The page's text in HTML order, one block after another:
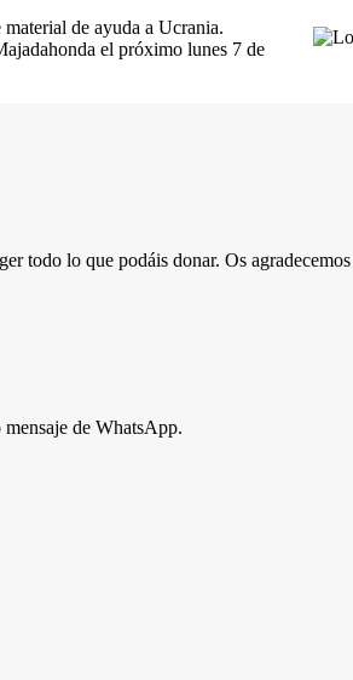
de ayuda a Ucrania.
el próximo lunes 7 de
todo lo que podáis donar. Os
de WhatsApp.